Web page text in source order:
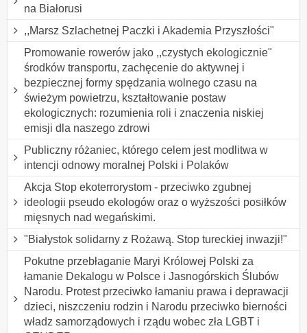
na Białorusi
,,Marsz Szlachetnej Paczki i Akademia Przyszłości"
Promowanie rowerów jako ,,czystych ekologicznie"
środków transportu, zachęcenie do aktywnej i
bezpiecznej formy spędzania wolnego czasu na
świeżym powietrzu, kształtowanie postaw
ekologicznych: rozumienia roli i znaczenia niskiej
emisji dla naszego zdrowi
Publiczny różaniec, którego celem jest modlitwa w
intencji odnowy moralnej Polski i Polaków
Akcja Stop ekoterrorystom - przeciwko zgubnej
ideologii pseudo ekologów oraz o wyższości posiłków
mięsnych nad wegańskimi.
"Białystok solidarny z Rożawą. Stop tureckiej inwazji!"
Pokutne przebłaganie Maryi Królowej Polski za
łamanie Dekalogu w Polsce i Jasnogórskich Ślubów
Narodu. Protest przeciwko łamaniu prawa i deprawacji
dzieci, niszczeniu rodzin i Narodu przeciwko bierności
władz samorządowych i rządu wobec zła LGBT i